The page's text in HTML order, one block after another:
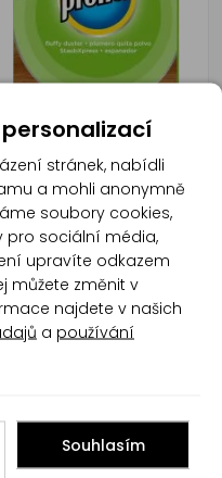
Duster prachovka
komplet 1 kus
75/150 cm
stránek, nabídli
a mohli anonymně
soubory cookies,
pro sociální média,
upravíte odkazem
můžete změnit v
najdete v našich
a používání
Souhlasím